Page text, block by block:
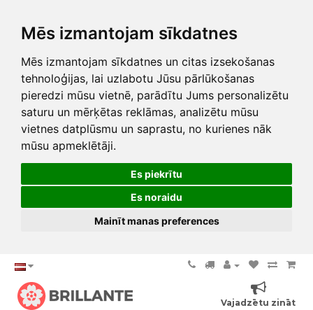
Mēs izmantojam sīkdatnes
Mēs izmantojam sīkdatnes un citas izsekošanas
tehnoloģijas, lai uzlabotu Jūsu pārlūkošanas
pieredzi mūsu vietnē, parādītu Jums personalizētu
saturu un mērķētas reklāmas, analizētu mūsu
vietnes datplūsmu un saprastu, no kurienes nāk
mūsu apmeklētāji.
Es piekrītu
Es noraidu
Mainīt manas preferences
Vajadzētu zināt